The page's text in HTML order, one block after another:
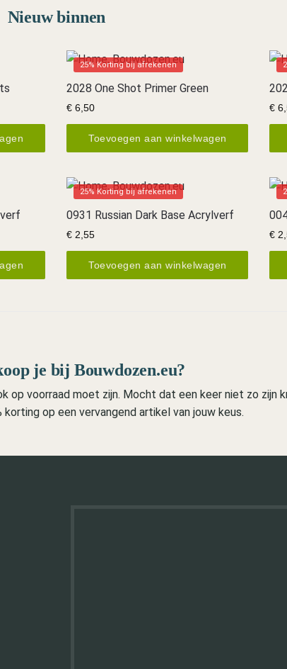
Nieuw binnen
25% Korting bij afrekenen
2028 One Shot Primer Green
€ 6,50
Toevoegen aan winkelwagen
€
25% Korting bij afrekenen
0931 Russian Dark Base Acrylverf
€ 2,55
Toevoegen aan winkelwagen
€
je bij Bouwdozen.eu?
voorraad moet zijn. Mocht dat een keer niet zo zijn
op een vervangend artikel van jouw keus.